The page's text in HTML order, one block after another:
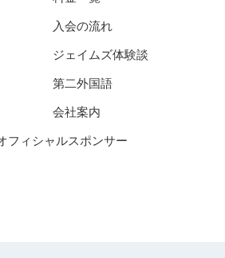
入会の流れ
ジェイムズ体験談
第二外国語
会社案内
フィシャルスポンサー